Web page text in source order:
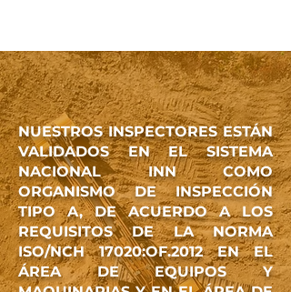
NUESTROS INSPECTORES ESTÁN
VALIDADOS EN EL SISTEMA
NACIONAL INN COMO
ORGANISMO DE INSPECCIÓN
TIPO A, DE ACUERDO A LOS
REQUISITOS DE LA NORMA
ISO/NCH 17020:OF.2012 EN EL
ÁREA DE EQUIPOS Y